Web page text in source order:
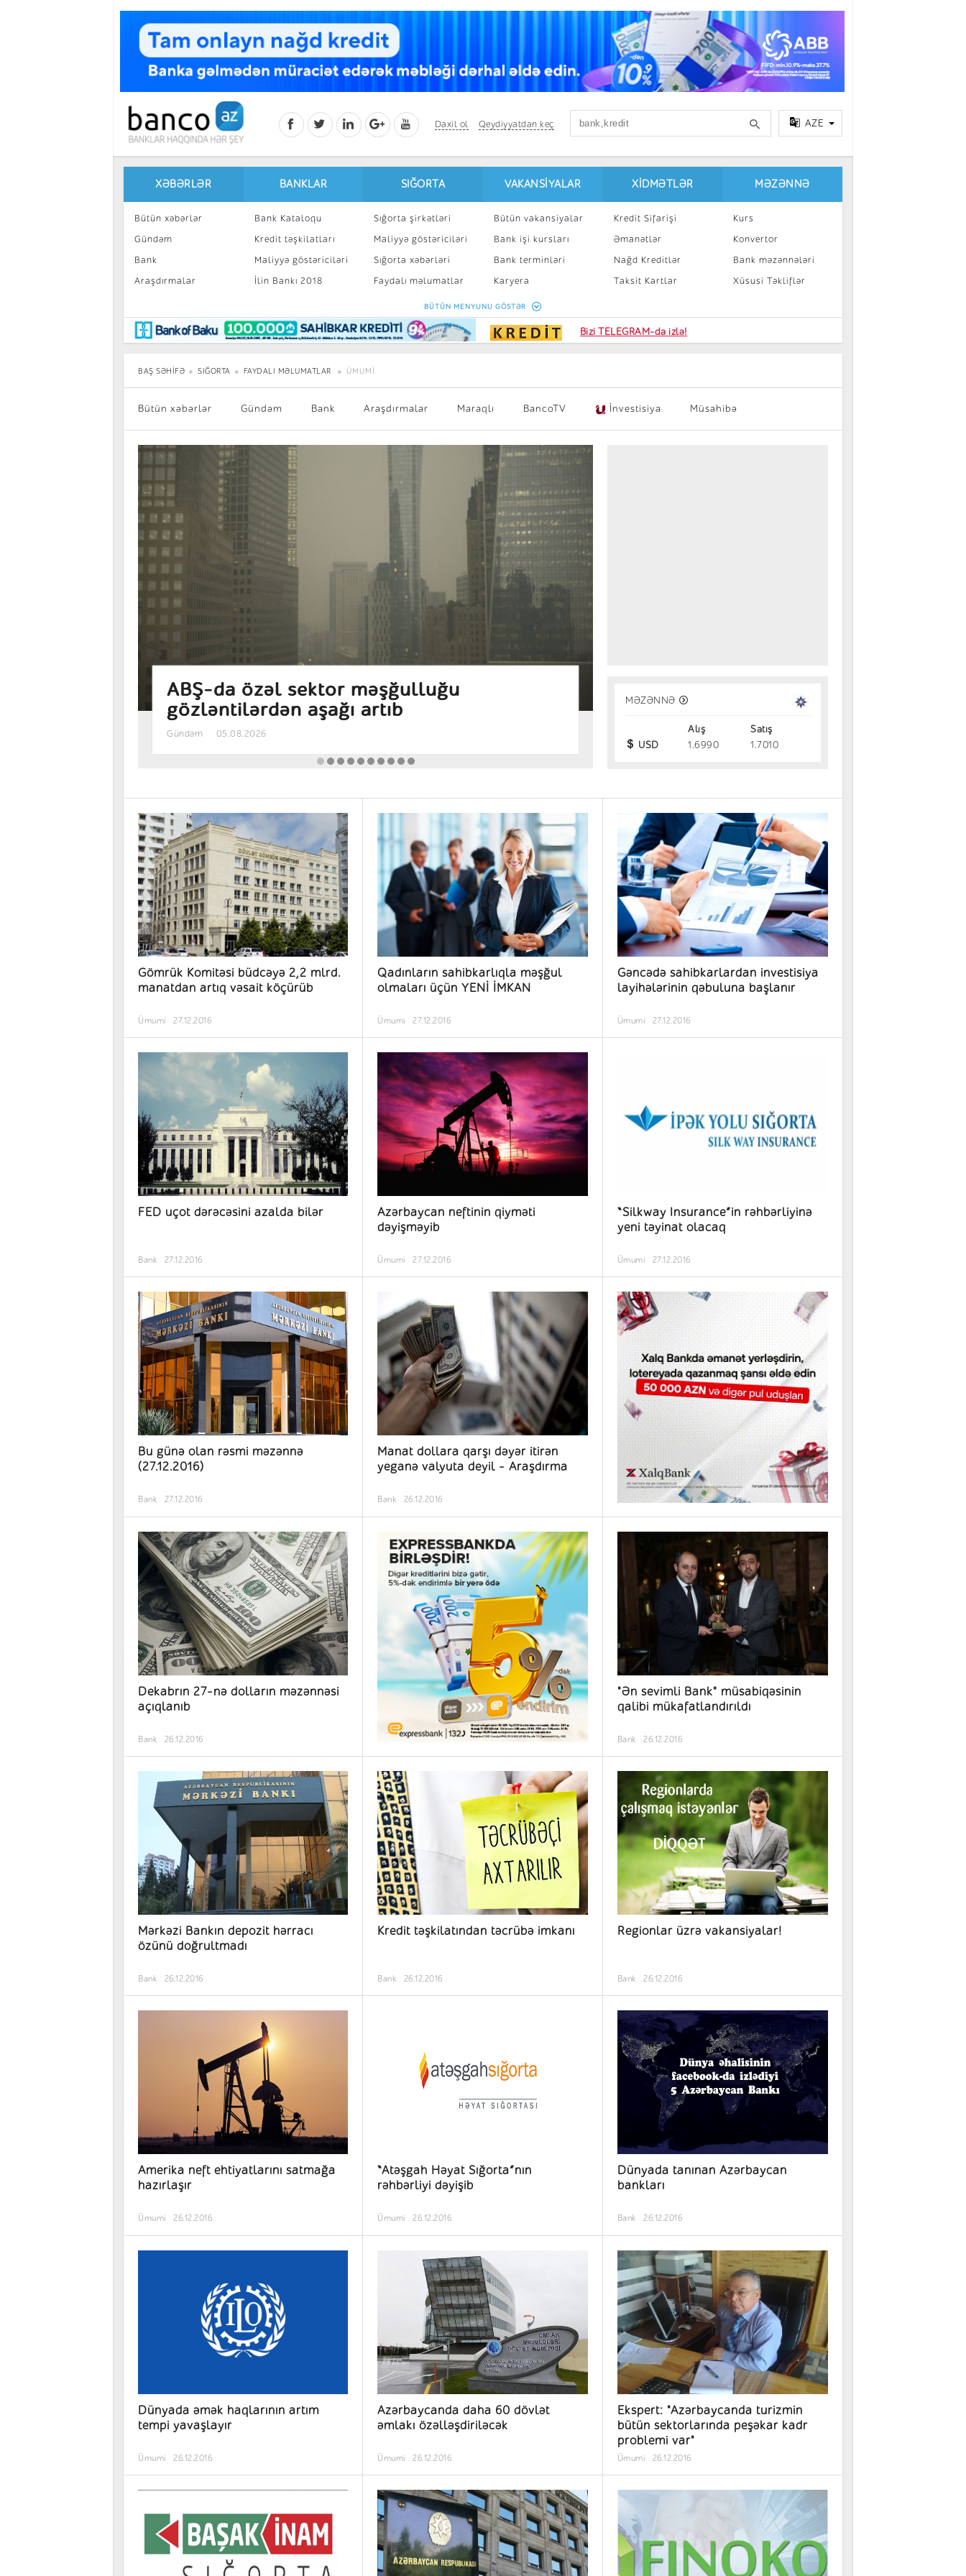
Daxil ol Qeydiyyatdan keç AZE
XƏBƏRLƏR
Bütün xəbərlər
Gündəm
Bank
Araşdırmalar
Maraqlı
BancoTV
Müsahibə
BANKLAR
Bank Kataloqu
Kredit təşkilatları
Maliyyə göstəriciləri
İlin Bankı 2018
SIĞORTA
Sığorta şirkətləri
Maliyyə göstəriciləri
Sığorta xəbərləri
Faydalı məlumatlar
Sığorta kalkulyatoru
VAKANSIYALAR
Bütün vakansiyalar
Bank işi kursları
Bank terminləri
Karyera
Peşakar inkişaf
XIDMƏTLƏR
Kredit Sifarişi
Əmanətlər
Nağd Kreditlər
Taksit Kartlar
Kart sifarişi
MƏZƏNNƏ
Kurs
Konvertor
Bank məzənnələri
Xüsusi Təkliflər
BÜTÜN MENYUNU GÖSTƏR
Bizi TELEGRAM-da izlə!
BAŞ SƏHIFƏ SIĞORTA FAYDALI MƏLUMATLAR ÜMUMI
Bütün xəbərlər Gündəm Bank Araşdırmalar Maraqlı BancoTV İnvestisiya Müsahibə
Avrozonada biznes fəallığı indeksi son
səkkiz ayın ən yüksək səviyyəsinə yüksəlib
Gündəm 05.08.2026
yanacağı istehsalına 3 milyard dollar
sərmayə yatırır
05.08.2026
MƏZƏNNƏ
Alış
Satış
USD
1.6990 1.7010
Gömrük Komitəsi büdcəyə 2,2 mlrd.
manatdan artıq vəsait köçürüb
Ümumi 27.12.2016
Qadınların sahibkarlıqla məşğul
olmaları üçün YENİ İMKAN
Ümumi 27.12.2016
Gəncədə sahibkarlardan investisiya
layihələrinin qəbuluna başlanır
Ümumi 27.12.2016
FED uçot dərəcəsini azalda bilər
Bank 27.12.2016
Azərbaycan neftinin qiyməti
dəyişməyib
Ümumi 27.12.2016
“Silkway Insurance”in rəhbərliyinə
yeni təyinat olacaq
Ümumi 27.12.2016
Bu günə olan rəsmi məzənnə
(27.12.2016)
Bank 27.12.2016
Manat dollara qarşı dəyər itirən
yeganə valyuta deyil – Araşdırma
Bank 26.12.2016
Dekabrın 27-nə dolların məzənnəsi
açıqlanıb
Bank 26.12.2016
"Ən sevimli Bank" müsabiqəsinin
qalibi mükafatlandırıldı
Bank 26.12.2016
Mərkəzi Bankın depozit hərracı
özünü doğrultmadı
Bank 26.12.2016
Kredit təşkilatından təcrübə imkanı
Bank 26.12.2016
Regionlar üzrə vakansiyalar!
Bank 26.12.2016
Amerika neft ehtiyatlarını satmağa
hazırlaşır
Ümumi 26.12.2016
“Atəşgah Həyat Sığorta”nın
rəhbərliyi dəyişib
Ümumi 26.12.2016
Dünyada tanınan Azərbaycan
bankları
Bank 26.12.2016
Dünyada əmək haqlarının artım
tempi yavaşlayır
Ümumi 26.12.2016
Azərbaycanda daha 60 dövlət
əmlakı özəlləşdiriləcək
Ümumi 26.12.2016
Ekspert: "Azərbaycanda turizmin
bütün sektorlarında peşəkar kadr
problemi var"
Ümumi 26.12.2016